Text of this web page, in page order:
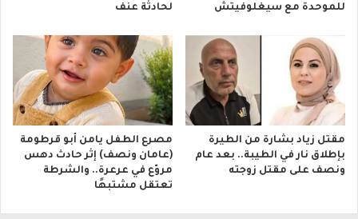
للموحدة مع سيغلوفيتش
لحادثة عنف
مقتل زياد بشارة من الطيرة
بإطلاق نار في الطيبة.. بعد عام
ونصف على مقتل زوجته
مصرع الطفل يامن أبو قرطومة
(عامان ونصف) إثر حادث دهس
مروّع في عرعرة.. والشرطة
تعتقل مشتبهًا